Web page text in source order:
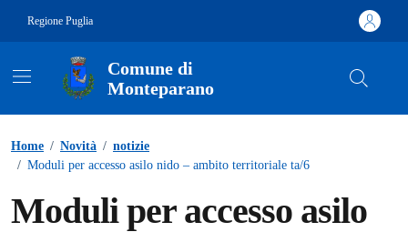
Regione Puglia
Comune di
Monteparano
Home / Novità / notizie
/ Moduli per accesso asilo nido – ambito territoriale ta/6
Moduli per accesso asilo